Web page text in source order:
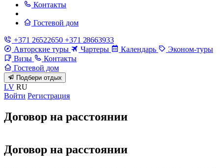
Контакты
Гостевой дом
+371 26522650 +371 28663933
Авторские туры
Чартеры Календарь
Эконом-туры
Визы
Контакты
Гостевой дом
Подбери отдых
LV RU
Войти Регистрация
Договор на расстоянии
Договор на расстоянии